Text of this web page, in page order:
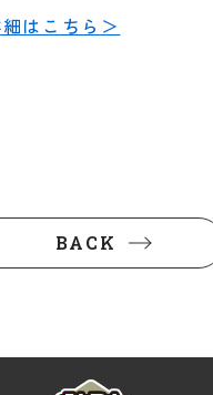
はこちら＞
BACK